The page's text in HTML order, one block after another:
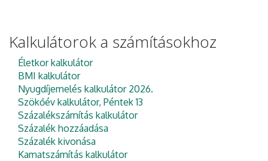
Kalkulátorok a számításokhoz
Életkor kalkulátor
BMI kalkulátor
Nyugdíjemelés kalkulátor 2026.
Szökőév kalkulátor, Péntek 13
Százalékszámítás kalkulátor
Százalék hozzáadása
Százalék kivonása
Kamatszámítás kalkulátor